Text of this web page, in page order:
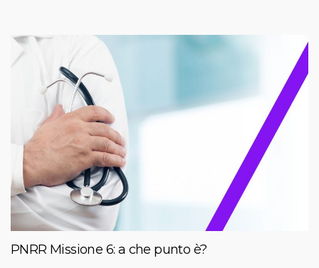
PNRR Missione 6: a che punto è?